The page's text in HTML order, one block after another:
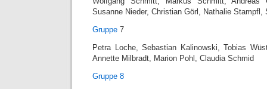
Susanne Nieder, Christian Görl, Nathalie Stampfl,
Gruppe 7
Petra Loche, Sebastian Kalinowski, Tobias
Annette Milbradt, Marion Pohl, Claudia Schmid
Gruppe 8